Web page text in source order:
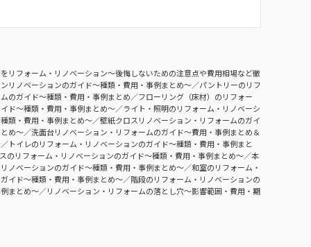
リフォーム・リノベーション〜後悔しないための注意点や費用相場など徹
リノベーションのガイド〜種類・費用・事例まとめ〜
パントリーのリフ
のガイド〜種類・費用・事例まとめ
フローリング（床材）のリフォー
ド〜種類・費用・事例まとめ〜
ライト・照明のリフォーム・リノベーシ
類・費用・事例まとめ〜
壁紙クロスリノベーション・リフォームのガイ
め〜
洗面台リノベーション・リフォームのガイド〜費用・事例まとめ＆
トイレのリフォーム・リノベーションのガイド〜種類・費用・事例まと
のリフォーム・リノベーションのガイド〜種類・費用・事例まとめ〜
本
ノベーションのガイド〜種類・費用・事例まとめ〜
和室のリフォーム・
イド〜種類・費用・事例まとめ〜
階段のリフォーム・リノベーションの
まとめ〜
リノベーション・リフォームの落とし穴～影響範囲・費用・期